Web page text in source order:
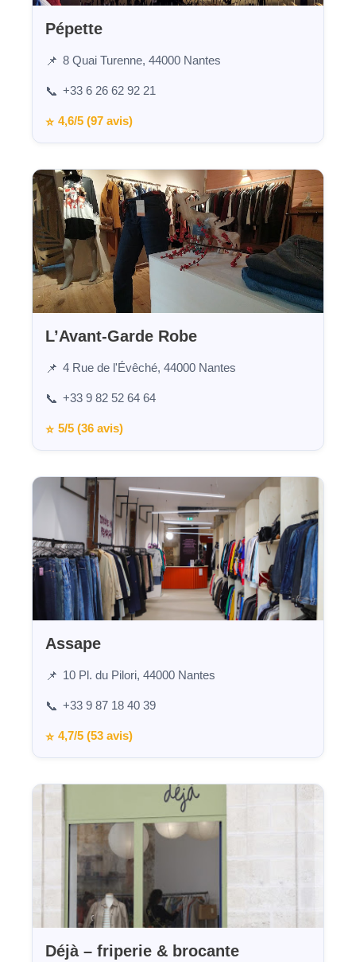
Pépette
📌 8 Quai Turenne, 44000 Nantes
📞 +33 6 26 62 92 21
⭐ 4,6/5 (97 avis)
L’Avant-Garde Robe
📌 4 Rue de l'Évêché, 44000 Nantes
📞 +33 9 82 52 64 64
⭐ 5/5 (36 avis)
Assape
📌 10 Pl. du Pilori, 44000 Nantes
📞 +33 9 87 18 40 39
⭐ 4,7/5 (53 avis)
Déjà – friperie & brocante